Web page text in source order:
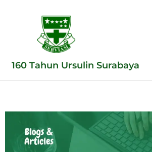
160 Tahun Ursulin Surabaya